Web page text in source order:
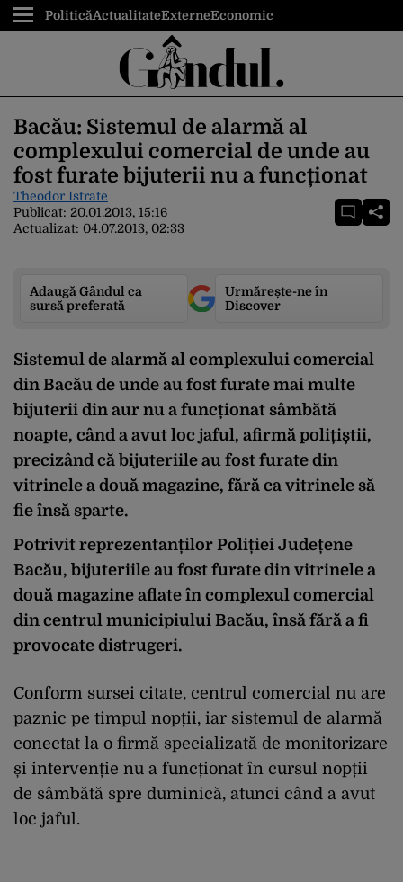
PoliticăActualitateExterneEconomic
Bacău: Sistemul de alarmă al
complexului comercial de unde au
fost furate bijuterii nu a funcționat
Theodor Istrate
Publicat: 20.01.2013, 15:16
Actualizat: 04.07.2013, 02:33
Adaugă Gândul ca
sursă preferată
Urmărește-ne în
Discover
Sistemul de alarmă al complexului comercial
din Bacău de unde au fost furate mai multe
bijuterii din aur nu a funcționat sâmbătă
noapte, când a avut loc jaful, afirmă polițiștii,
precizând că bijuteriile au fost furate din
vitrinele a două magazine, fără ca vitrinele să
fie însă sparte.
Potrivit reprezentanților Poliției Județene
Bacău, bijuteriile au fost furate din vitrinele a
două magazine aflate în complexul comercial
din centrul municipiului Bacău, însă fără a fi
provocate distrugeri.
Conform sursei citate, centrul comercial nu are
paznic pe timpul nopții, iar sistemul de alarmă
conectat la o firmă specializată de monitorizare
și intervenție nu a funcționat în cursul nopții
de sâmbătă spre duminică, atunci când a avut
loc jaful.